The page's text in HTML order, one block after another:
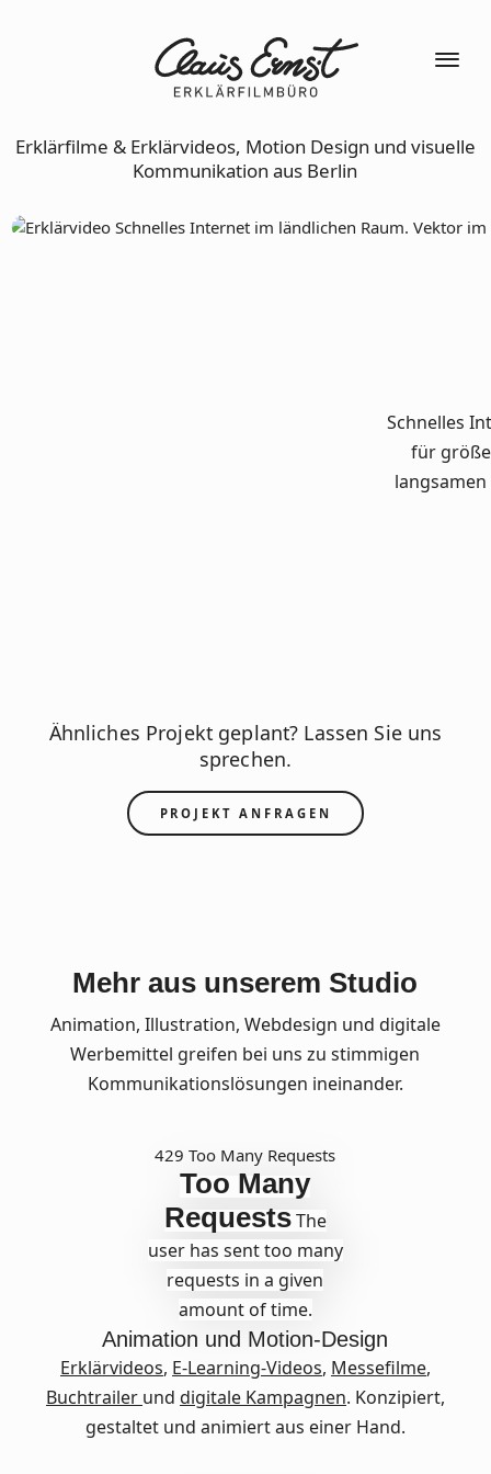
Erklärfilme & Erklärvideos, Motion Design und visuelle
Kommunikation aus Berlin
Schnelles
für
Ähnliches Projekt geplant? Lassen Sie uns
sprechen.
PROJEKT ANFRAGEN
Mehr aus unserem Studio
Animation, Illustration, Webdesign und digitale
Werbemittel greifen bei uns zu stimmigen
Kommunikationslösungen ineinander.
429 Too Many Requests
Too Many
RequestsThe
user has sent too many
requests in a given
amount of time.
Animation und Motion-Design
Erklärvideos, E-Learning-Videos, Messefilme,
Buchtrailer und digitale Kampagnen. Konzipiert,
gestaltet und animiert aus einer Hand.